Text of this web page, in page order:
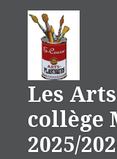
Les
collège
2025/